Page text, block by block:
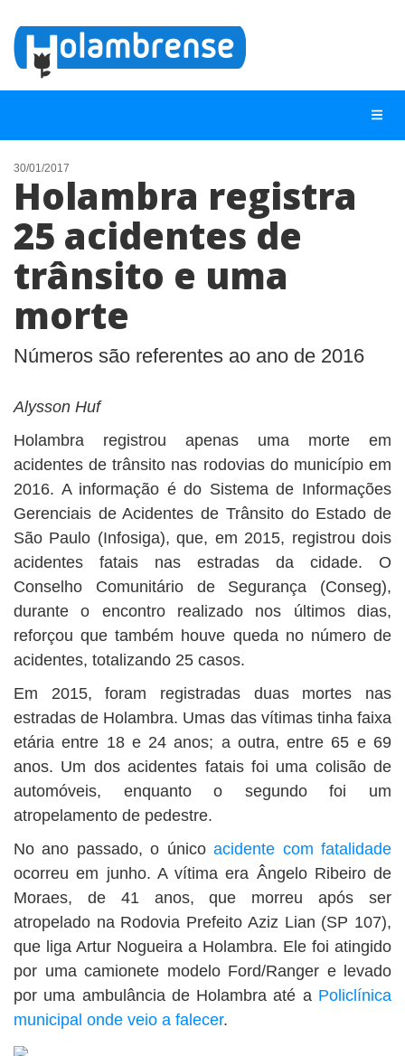
NOTÍCIAS
LISTA DIGITAL
TELEFONES ÚTEIS
ANUNCIE
30/01/2017
Holambra registra
25 acidentes de
trânsito e uma
morte
Números são referentes ao ano de 2016
Alysson Huf
Holambra registrou apenas uma morte em
acidentes de trânsito nas rodovias do município em
2016. A informação é do Sistema de Informações
Gerenciais de Acidentes de Trânsito do Estado de
São Paulo (Infosiga), que, em 2015, registrou dois
acidentes fatais nas estradas da cidade. O
Conselho Comunitário de Segurança (Conseg),
durante o encontro realizado nos últimos dias,
reforçou que também houve queda no número de
acidentes, totalizando 25 casos.
Em 2015, foram registradas duas mortes nas
estradas de Holambra. Umas das vítimas tinha faixa
etária entre 18 e 24 anos; a outra, entre 65 e 69
anos. Um dos acidentes fatais foi uma colisão de
automóveis, enquanto o segundo foi um
atropelamento de pedestre.
No ano passado, o únicoacidente com fatalidade
ocorreu em junho. A vítima era Ângelo Ribeiro de
Moraes, de 41 anos, que morreu após ser
atropelado na Rodovia Prefeito Aziz Lian (SP 107),
que liga Artur Nogueira a Holambra. Ele foi atingido
por uma camionete modelo Ford/Ranger e levado
por uma ambulância de Holambra até a Policlínica
municipal onde veio a falecer.